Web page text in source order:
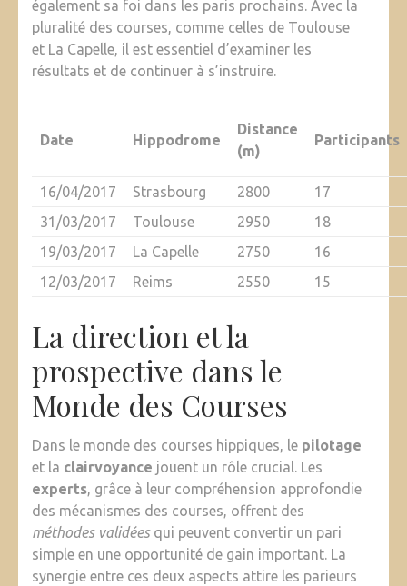
également sa foi dans les paris prochains. Avec la
pluralité des courses, comme celles de Toulouse
et La Capelle, il est essentiel d’examiner les
résultats et de continuer à s’instruire.
Date Hippodrome
Distance
(m)
Participants
16/04/2017 Strasbourg 2800
17
31/03/2017
Toulouse 2950
18
19/03/2017
La Capelle 2750
16
12/03/2017
Reims 2550 15
La direction et la
prospective dans le
Monde des Courses
Dans le monde des courses hippiques, le pilotage
et la clairvoyance jouent un rôle crucial. Les
experts, grâce à leur compréhension approfondie
des mécanismes des courses, offrent des
méthodes validéesqui peuvent convertir un pari
simple en une opportunité de gain important. La
synergie entre ces deux aspects attire les parieurs